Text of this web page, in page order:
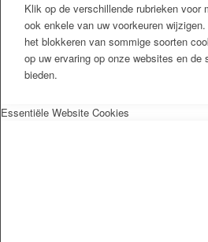
Klik op de verschillende rubrieken voor
ook enkele van uw voorkeuren
het blokkeren van sommige soorten
op uw ervaring op onze websites en de
bieden.
Essentiële Website Cookies